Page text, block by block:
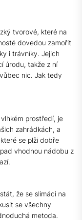
tvorové, které na
dovedou zamořit
i trávníky. Jejich
úrodu, takže z ní
nic. Jak tedy
prostředí, je
zahrádkách, a
se plži dobře
vhodnou nádobu z
že se slimáci na
se všechny
metoda.